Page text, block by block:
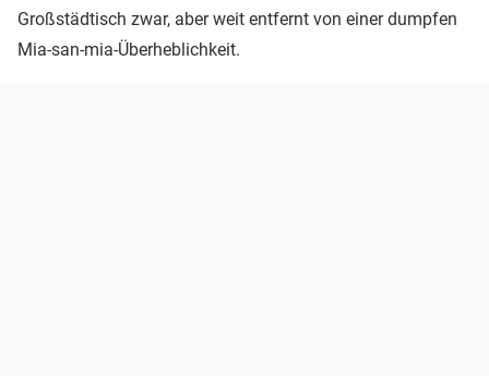
Großstädtisch zwar, aber weit entfernt von einer dumpfen
Mia-san-mia-Überheblichkeit.